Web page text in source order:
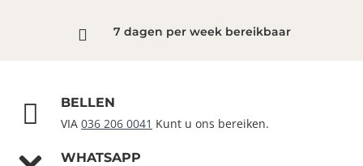
7 dagen per week bereikbaar
BELLEN
VIA 036 206 0041 Kunt u ons bereiken.
WHATSAPP